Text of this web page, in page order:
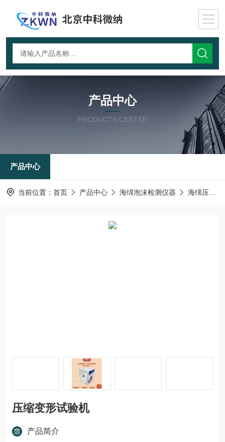
产品中心
PRODUCTS CENTER
产品中心
当前位置： 首页 产品中心 海绵泡沫检测仪器 海绵压缩变形试验箱
压缩变形试验机
产品简介